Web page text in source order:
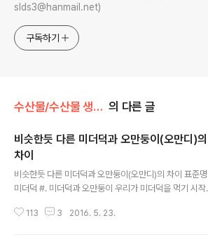
slds3@hanmail.net)
구독하기
수산물/수산물 생선회 상식 백과 의 다른 글
비슷한듯 다른 미더덕과 오만둥이(오만디)의
차이
비슷한듯 다른 미더덕과 오만둥이(오만디)의 차이 표준명
미더덕 #. 미더덕과 오만둥이 우리가 미더덕을 먹기 시작
부터 식용해 왔으나 양식 산업에 해를 끼치는 생물로 낙인
113 3 2016. 5. 23.